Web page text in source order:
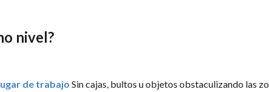
nivel?
de trabajo Sin cajas, bultos u objetos obstaculizando las